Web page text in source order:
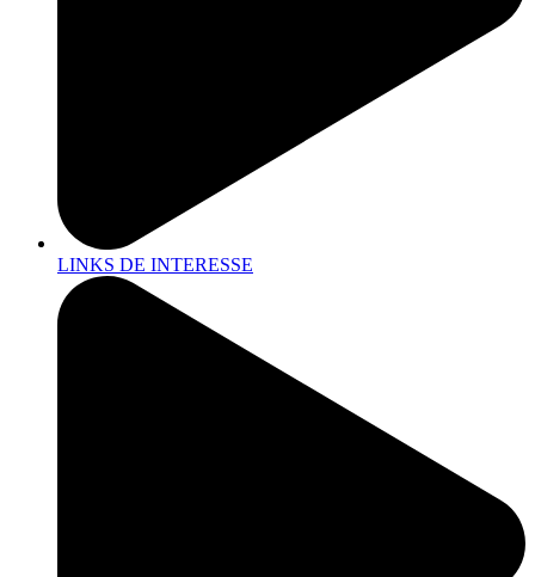
LINKS DE INTERESSE